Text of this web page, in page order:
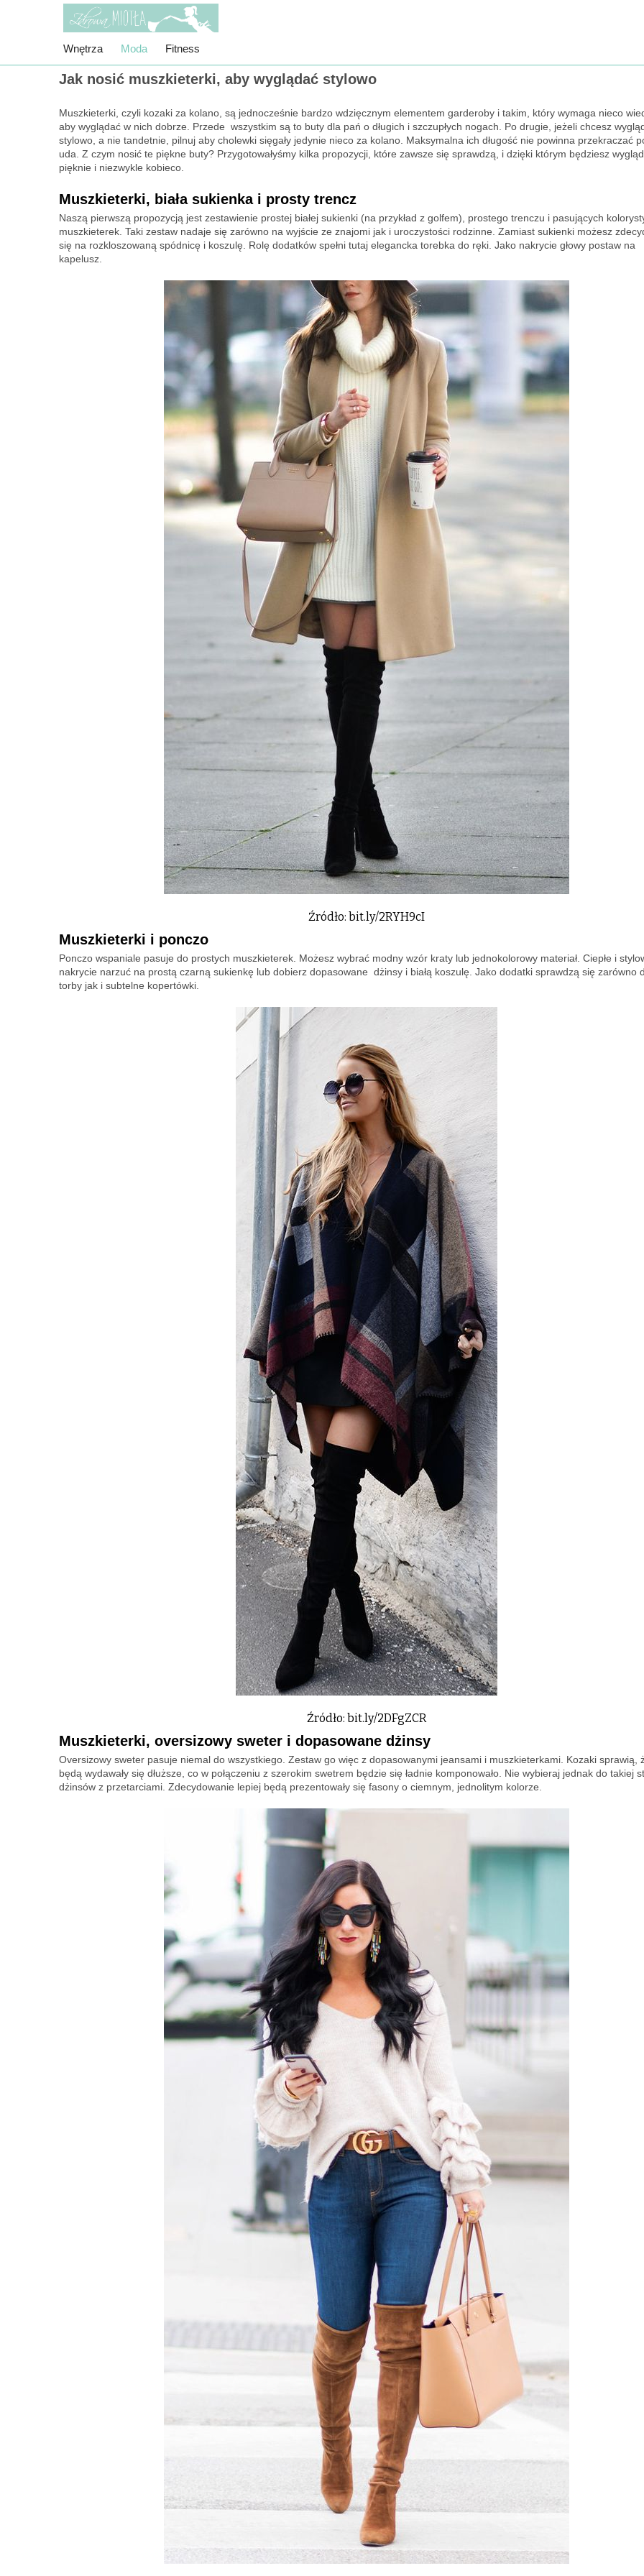
Wnętrza Moda Fitness
Jak nosić muszkieterki, aby wyglądać stylowo
Muszkieterki, czyli kozaki za kolano, są jednocześnie bardzo wdzięcznym elementem garderoby i takim, który wymaga nieco
aby wyglądać w nich dobrze. Przede wszystkim są to buty dla pań o długich i szczupłych nogach. Po drugie, jeżeli chcesz
stylowo, a nie tandetnie, pilnuj aby cholewki sięgały jedynie nieco za kolano. Maksymalna ich długość nie powinna przekraczać
uda. Z czym nosić te piękne buty? Przygotowałyśmy kilka propozycji, które zawsze się sprawdzą, i dzięki którym będziesz
pięknie i niezwykle kobieco.
Muszkieterki, biała sukienka i prosty trencz
Naszą pierwszą propozycją jest zestawienie prostej białej sukienki (na przykład z golfem), prostego trenczu i pasujących
muszkieterek. Taki zestaw nadaje się zarówno na wyjście ze znajomi jak i uroczystości rodzinne. Zamiast sukienki możesz
się na rozkloszowaną spódnicę i koszulę. Rolę dodatków spełni tutaj elegancka torebka do ręki. Jako nakrycie głowy postaw na
kapelusz.
Źródło: bit.ly/2RYH9cI
Muszkieterki i ponczo
Ponczo wspaniale pasuje do prostych muszkieterek. Możesz wybrać modny wzór kraty lub jednokolorowy materiał. Ciepłe i
nakrycie narzuć na prostą czarną sukienkę lub dobierz dopasowane dżinsy i białą koszulę. Jako dodatki sprawdzą się zarówno
torby jak i subtelne kopertówki.
Źródło: bit.ly/2DFgZCR
Muszkieterki, oversizowy sweter i dopasowane dżinsy
Oversizowy sweter pasuje niemal do wszystkiego. Zestaw go więc z dopasowanymi jeansami i muszkieterkami. Kozaki sprawią,
będą wydawały się dłuższe, co w połączeniu z szerokim swetrem będzie się ładnie komponowało. Nie wybieraj jednak do takiej
dżinsów z przetarciami. Zdecydowanie lepiej będą prezentowały się fasony o ciemnym, jednolitym kolorze.